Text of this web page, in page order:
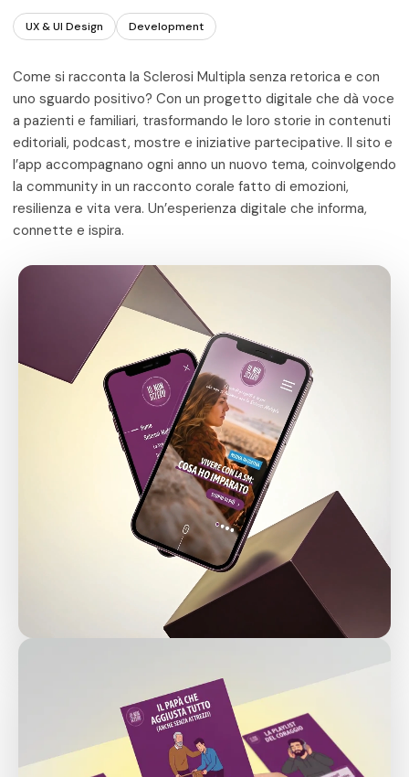
UX & UI Design Development
Come si racconta la Sclerosi Multipla senza retorica e con
uno sguardo positivo? Con un progetto digitale che dà voce
a pazienti e familiari, trasformando le loro storie in contenuti
editoriali, podcast, mostre e iniziative partecipative. Il sito e
l’app accompagnano ogni anno un nuovo tema, coinvolgendo
la community in un racconto corale fatto di emozioni,
resilienza e vita vera. Un’esperienza digitale che informa,
connette e ispira.